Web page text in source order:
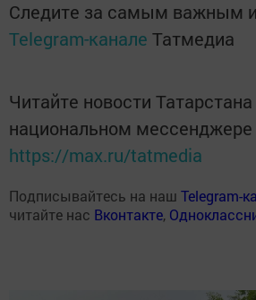
Следите за самым важным
Telegram-канале Татмедиа
Читайте новости Татарстана
национальном
https://max.ru/tatmedia
Подписывайтесь на наш Telegram-
читайте нас Вконтакте,